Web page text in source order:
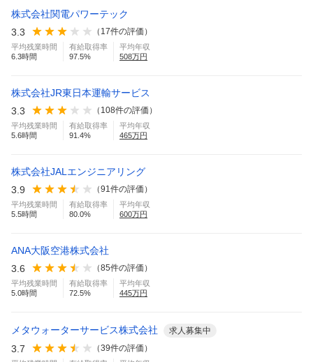
株式会社関電パワーテック
3.3
（ 17件の評価）
平均残業時間
6.3時間
有給取得率
97.5%
平均年収
508万円
株式会社JR東日本運輸サービス
3.3
（ 108件の評価）
平均残業時間
5.6時間
有給取得率
91.4%
平均年収
465万円
株式会社JALエンジニアリング
3.9
（91件の評価）
平均残業時間
5.5時間
有給取得率
80.0%
平均年収
600万円
ANA大阪空港株式会社
3.6
（85件の評価）
平均残業時間
5.0時間
有給取得率
72.5%
平均年収
445万円
メタウォーターサービス株式会社 求人募集中
3.7 （39件の評価）